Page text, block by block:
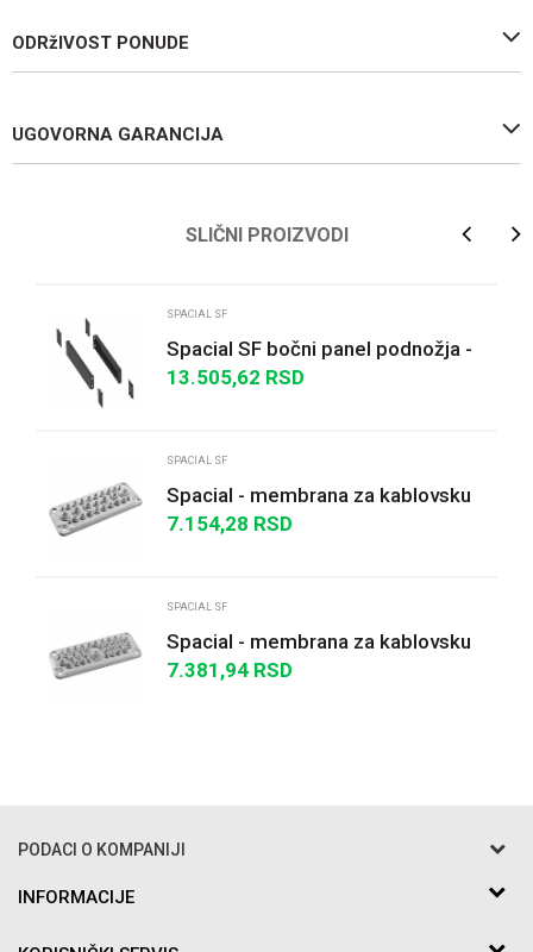
ODRžIVOST PONUDE
UGOVORNA GARANCIJA
SLIČNI PROIZVODI
SPACIAL SF
Spacial SF bočni panel podnožja -
100x600x1000 mm
13.505,62 RSD
SPACIAL SF
Spacial - membrana za kablovsku
uvodnicu tip FL21 sa 27 otvora
7.154,28 RSD
SPACIAL SF
Spacial - membrana za kablovsku
uvodnicu tip FL21 sa 37 otvora
7.381,94 RSD
PODACI O KOMPANIJI
Razo DOO
Bakarska br.5
INFORMACIJE